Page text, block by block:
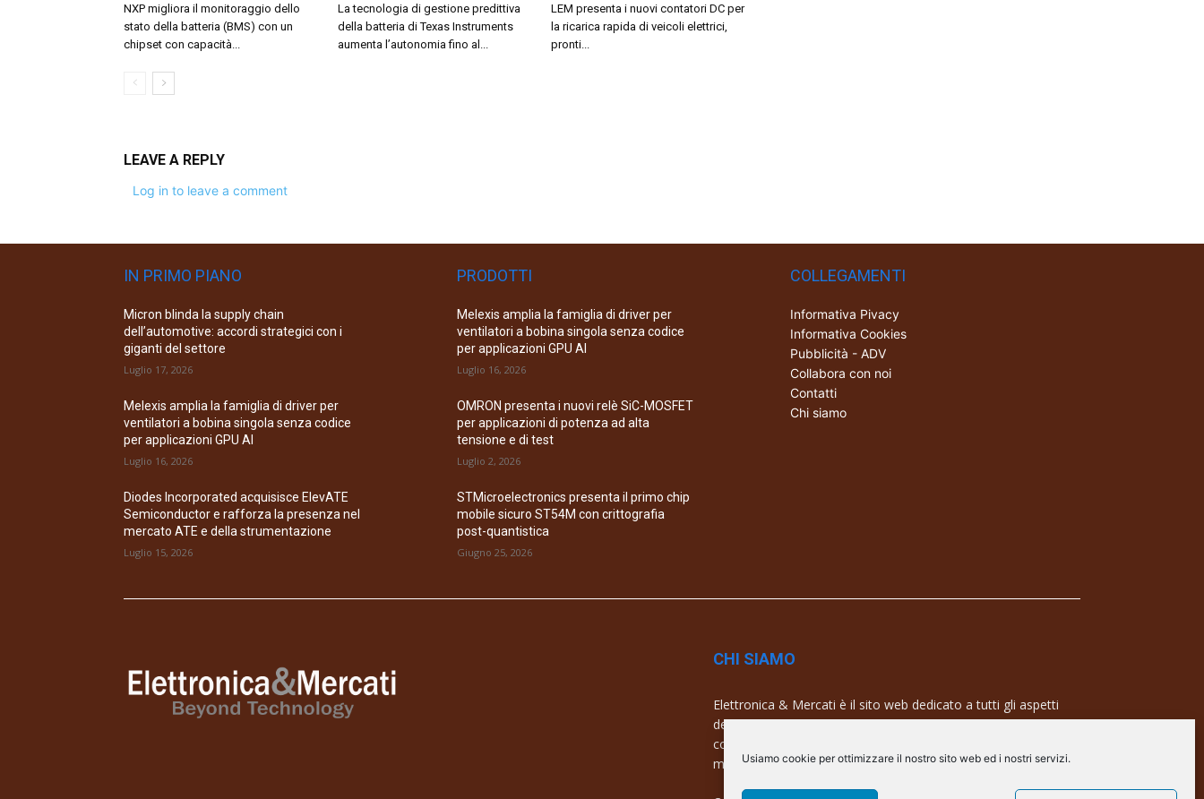
Usiamo cookie per ottimizzare il nostro sito web ed i nostri servizi.
NXP migliora il monitoraggio dello
stato della batteria (BMS) con un
chipset con capacità...
La tecnologia di gestione predittiva
della batteria di Texas Instruments
aumenta l’autonomia fino al...
LEM presenta i nuovi contatori DC per
la ricarica rapida di veicoli elettrici,
pronti...
LEAVE A REPLY
Log in to leave a comment
IN PRIMO PIANO
Micron blinda la supply chain
dell’automotive: accordi strategici con i
giganti del settore
Luglio 17, 2026
Melexis amplia la famiglia di driver per
ventilatori a bobina singola senza codice
per applicazioni GPU AI
Luglio 16, 2026
Diodes Incorporated acquisisce ElevATE
Semiconductor e rafforza la presenza nel
mercato ATE e della strumentazione
Luglio 15, 2026
PRODOTTI
Melexis amplia la famiglia di driver per
ventilatori a bobina singola senza codice
per applicazioni GPU AI
Luglio 16, 2026
OMRON presenta i nuovi relè SiC-MOSFET
per applicazioni di potenza ad alta
tensione e di test
Luglio 2, 2026
STMicroelectronics presenta il primo chip
mobile sicuro ST54M con crittografia
post-quantistica
Giugno 25, 2026
COLLEGAMENTI
Informativa Pivacy
Informativa Cookies
Pubblicità - ADV
Collabora con noi
Contatti
Chi siamo
CHI SIAMO
Elettronica & Mercati è il sito web dedicato a tutti gli aspetti
dell’elettronica professionale e dell’industria dei semiconduttori,
con una copertura a 360° che coinvolge tecnologie, prodotti,
mercati e aziende.